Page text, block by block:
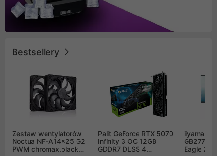
Bestsellery
Zestaw wentylatorów
Noctua NF-A14x25 G2
PWM chromax.black
Palit GeForce RTX 5070
Infinity 3 OC 12GB
GDDR7 DLSS 4
iiyama G-
Eagle 27"